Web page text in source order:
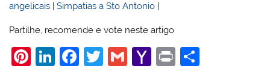
angelicais |Simpatias a Sto Antonio |
Partilhe, recomende e vote neste artigo
Pi Li F
T
G
Y
Pr